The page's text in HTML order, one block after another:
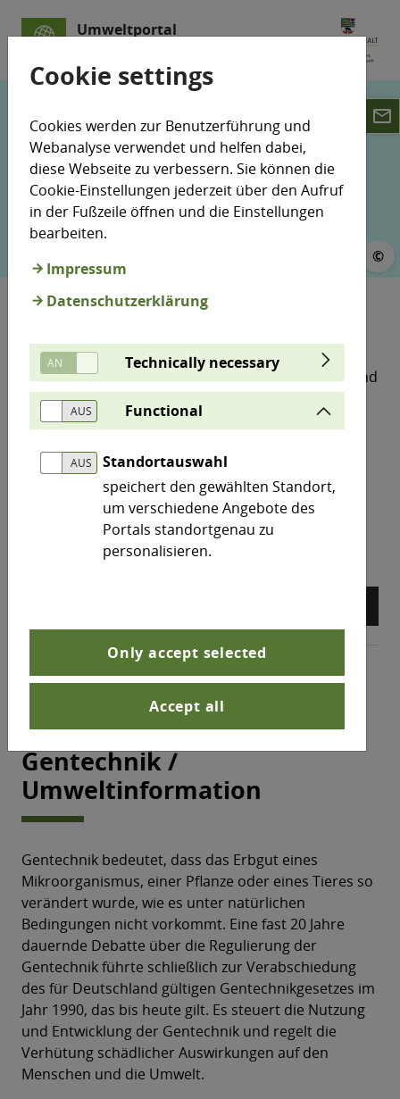
Umweltportal
Metaververbund
©
Umweltallianz
Drei Unternehmen aus Magdeburg, Halle (Saale) und
Merseburg sind 2024 die großen Sieger beim „Preis
der Umweltallianz“. Er stand unter dem Motto „25
Sachsen-Anhalt“ und wurde in den Kategorien
„Produkte und Technologien“ sowie „Konzepte und
Projekte“ vergeben.
Gentechnik / Umweltinformation
Gentechnik /
Umweltinformation
Gentechnik bedeutet, dass das Erbgut eines
Mikroorganismus, einer Pflanze oder eines Tieres so
verändert wurde, wie es unter natürlichen
Bedingungen nicht vorkommt. Eine fast 20 Jahre
dauernde Debatte über die Regulierung der
Gentechnik führte schließlich zur Verabschiedung
des für Deutschland gültigen Gentechnikgesetzes im
Jahr 1990, das bis heute gilt. Es steuert die Nutzung
und Entwicklung der Gentechnik und regelt die
Verhütung schädlicher Auswirkungen auf den
Menschen und die Umwelt.
Cookie settings
Cookies werden zur Benutzerführung und
Webanalyse verwendet und helfen dabei,
diese Webseite zu verbessern. Sie können die
Cookie-Einstellungen jederzeit über den Aufruf
in der Fußzeile öffnen und die Einstellungen
bearbeiten.
Impressum
Datenschutzerklärung
Technically necessary
Functional
Standortauswahl
speichert den gewählten Standort,
um verschiedene Angebote des
Portals standortgenau zu
personalisieren.
Only accept selected
Accept all
email